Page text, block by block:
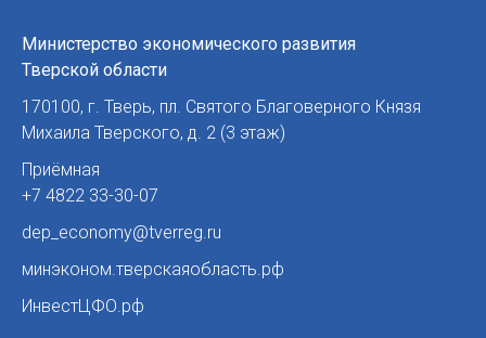
Министерство экономического развития
Тверской области
170100, г. Тверь, пл. Святого Благоверного Князя
Михаила Тверского, д. 2 (3 этаж)
Приёмная
+7 4822 33-30-07
dep_economy@tverreg.ru
минэконом.тверскаяобласть.рф
ИнвестЦФО.рф